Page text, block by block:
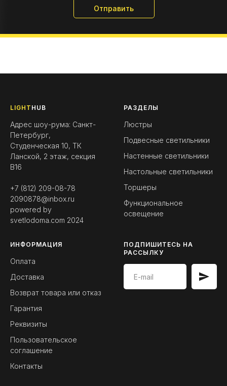
Отправить
LIGHT HUB
Адрес шоу-рума: Санкт-
Петербург,
Студенческая 10, ТК
Ланской, 2 этаж, секция
B16
+7 (812) 209-08-78
2090878@inbox.ru
powered by
svetlodoma.com 2024
РАЗДЕЛЫ
Люстры
Подвесные светильники
Настенные светильники
Настольные светильники
Торшеры
Функциональное
освещение
ИНФОРМАЦИЯ
Оплата
Доставка
Возврат товара или отказ
Гарантия
Реквизиты
Пользовательское
соглашение
Контакты
ПОДПИШИТЕСЬ НА
РАССЫЛКУ